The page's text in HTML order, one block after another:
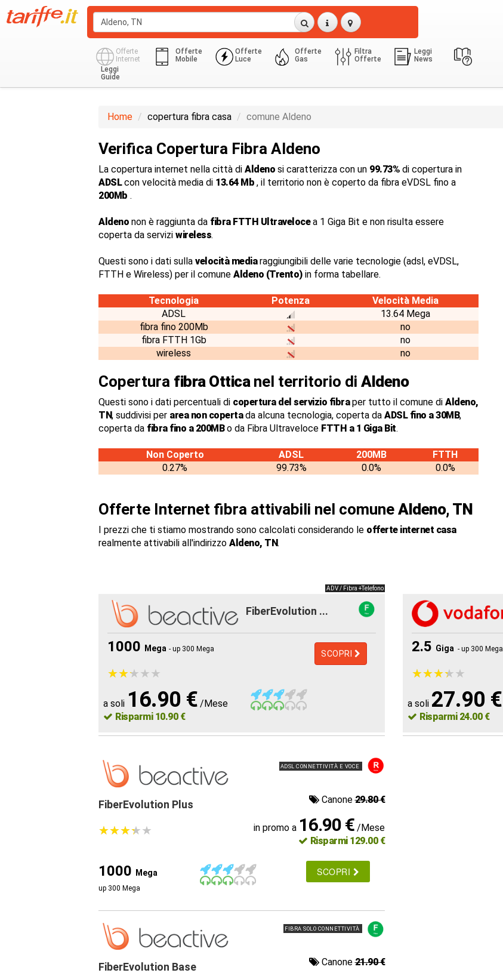
Offerte
Internet
Offerte
Mobile
Offerte
Luce
Offerte
Gas
Filtra
Offerte
Leggi
News
Leggi
Guide
Home copertura fibra casa comune Aldeno
Verifica Copertura Fibra Aldeno
La copertura internet nella città di Aldeno si caratterizza con un 99.73% di copertura in
ADSLcon velocità media di 13.64 Mb , il territorio non è coperto da fibra eVDSL fino a
200Mb .
Aldeno non è raggiunta da fibra FTTH Ultravelocea 1 Giga Bit e non risulta essere
coperta da servizi wireless.
Questi sono i dati sulla velocità mediaraggiungibili delle varie tecnologie (adsl, eVDSL,
FTTH e Wireless) per il comune Aldeno (Trento)in forma tabellare.
Tecnologia Potenza
Velocità Media
ADSL
13.64 Mega
fibra fino 200Mb
no
fibra FTTH 1Gb
no
wireless
no
Copertura fibra Otticanel territorio di Aldeno
Questi sono i dati percentuali di copertura del servizio fibraper tutto il comune di Aldeno,
TN, suddivisi per area non copertada alcuna tecnologia, coperta da ADSL fino a 30MB,
coperta da fibra fino a 200MBo da Fibra Ultraveloce FTTH a 1 Giga Bit.
Non Coperto ADSL 200MB
FTTH
0.27%
99.73% 0.0% 0.0%
Offerte Internet fibra attivabili nel comune Aldeno, TN
I prezzi che ti stiamo mostrando sono calcolati considerando le offerte internet casa
realmente attivabili all'indirizzo Aldeno, TN.
ADV / Fibra +Telefono
FiberEvolution ...
1000 Mega - up 300 Mega SCOPRI
★★★★★
★★★★★
a soli 16.90 € /Mese
Risparmi 10.90 €
2.5 Giga - up 300 Mega
★★★★★
★★★★★
a soli 27.90 €
Risparmi 24.00 €
ADSL CONNETTIVITÀ E VOCE
FiberEvolution Plus Canone29.80 €
★★★★★
★★★★★ in promo a 16.90 € /Mese
Risparmi 129.00 €
1000 Mega
up 300 Mega
SCOPRI
FIBRA SOLO CONNETTIVITÀ
FiberEvolution Base Canone21.90 €